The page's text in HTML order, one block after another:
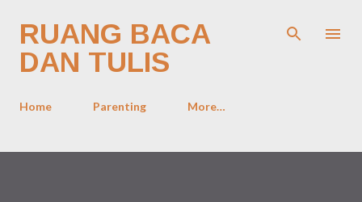
RUANG BACA
DAN TULIS
Home Parenting More…